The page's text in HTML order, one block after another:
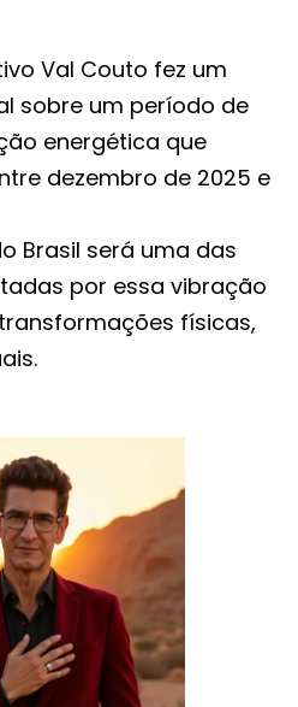
Val Couto fez um
sobre um período de
energética que
dezembro de 2025 e
Brasil será uma das
por essa vibração
físicas,